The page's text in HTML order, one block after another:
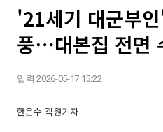
'21세기 대군부
풍⋯대본집 전면
입력 2026-05-17 15:22
한은수 객원기자